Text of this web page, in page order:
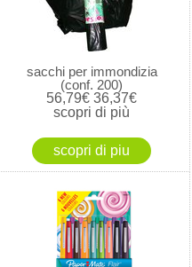
sacchi per immondizia
(conf. 200)
56,79€ 36,37€
scopri di più